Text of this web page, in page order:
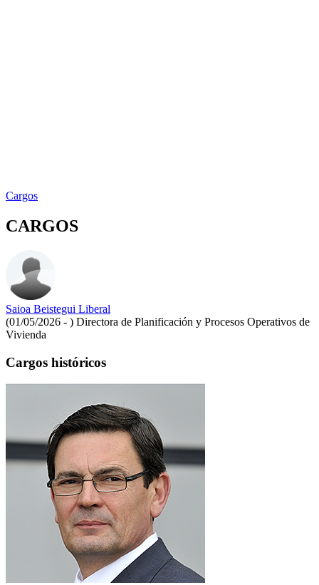
Cargos
CARGOS
Saioa Beistegui Liberal
(01/05/2026 - ) Directora de Planificación y Procesos Operativos de
Vivienda
Cargos históricos